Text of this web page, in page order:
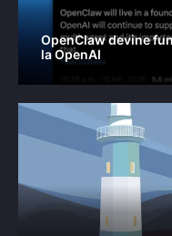
OpenClaw devine
la OpenAI